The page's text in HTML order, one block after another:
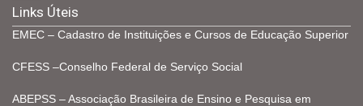
Links Úteis
EMEC – Cadastro de Instituições e Cursos de Educação Superior
CFESS –Conselho Federal de Serviço Social
ABEPSS – Associação Brasileira de Ensino e Pesquisa em